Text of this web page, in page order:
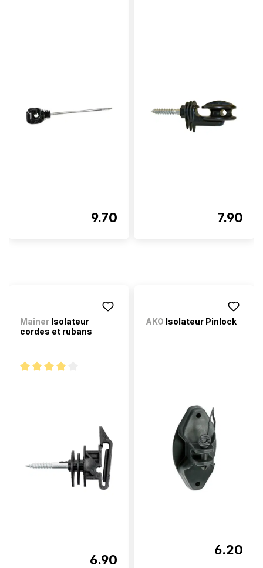
9.70 7.90
Mainer Isolateur
cordes et rubans
6.90
AKO Isolateur Pinlock
6.20